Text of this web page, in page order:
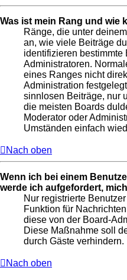
Was ist mein Rang und wie
Ränge, die unter
an, wie viele Beiträge
identifizieren bestimmte
Administratoren.
eines Ranges nicht
Administration
sinnlosen Beiträge, nur
die meisten Boards
Moderator oder
Umständen einfach
Nach oben
Wenn ich bei einem
werde ich aufgefordert,
Nur registrierte
Funktion für
diese von der Board-
Diese Maßnahme soll
durch Gäste verhindern.
Nach oben